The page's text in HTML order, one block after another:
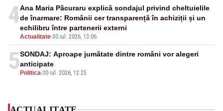
4
Actualitate-30 iul. 2026, 13:06
Ana Maria Păcuraru explică sondajul privind cheltuielile
de înarmare: Românii cer transparență în achiziții și un
echilibru între partenerii externi
5 Politica-30 iul. 2026, 12:25
SONDAJ: Aproape jumătate dintre români vor alegeri
anticipate